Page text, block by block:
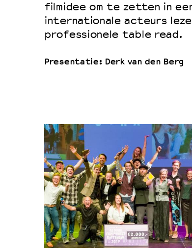
filmidee om te zetten in
internationale acteurs
professionele table read.
Presentatie: Derk van den Berg